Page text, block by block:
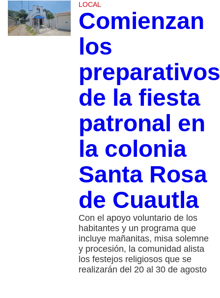
LOCAL
Comienzan
los
preparativos
de la fiesta
patronal en
la colonia
Santa Rosa
de Cuautla
Con el apoyo voluntario de los
habitantes y un programa que
incluye mañanitas, misa solemne
y procesión, la comunidad alista
los festejos religiosos que se
realizarán del 20 al 30 de agosto